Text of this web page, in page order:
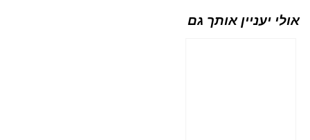
אולי יעניין אותך גם